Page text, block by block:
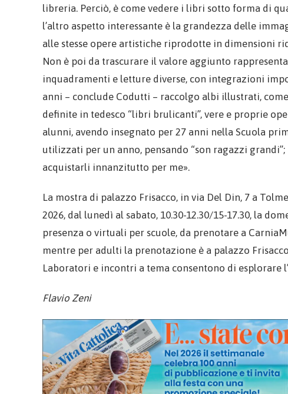
libreria. Perciò, è come vedere i libri sotto forma di
l’altro aspetto interessante è la grandezza delle
alle stesse opere artistiche riprodotte in dimensioni
Non è poi da trascurare il valore aggiunto
inquadramenti e letture diverse, con integrazioni
anni – conclude Codutti – raccolgo albi illustrati,
definite in tedesco “libri brulicanti”, vere e proprie
alunni, avendo insegnato per 27 anni nella Scuola
utilizzati per un anno, pensando “son ragazzi
acquistarli innanzitutto per me».
La mostra di palazzo Frisacco, in via Del Din, 7 a
2026, dal lunedì al sabato, 10.30-12.30/15-17.30, la
presenza o virtuali per scuole, da prenotare a
mentre per adulti la prenotazione è a palazzo
Laboratori e incontri a tema consentono di esplorare
Flavio Zeni